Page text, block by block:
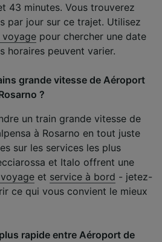
43 minutes. Vous trouverez
par jour sur ce trajet. Utilisez
voyage pour chercher une date
horaires peuvent varier.
grande vitesse de Aéroport
?
un train grande vitesse de
à Rosarno en tout juste
sur les services les plus
et Italo offrent une
et service à bord - jetez-
ce qui vous convient le mieux
rapide entre Aéroport de